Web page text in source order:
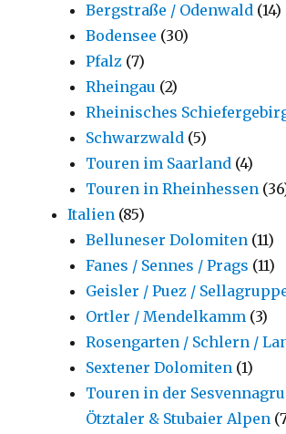
Bergstraße / Odenwald (14)
Bodensee (30)
Pfalz (7)
Rheingau (2)
Rheinisches
Schwarzwald (5)
Touren im Saarland (4)
Touren in Rheinhessen
Italien (85)
Belluneser Dolomiten (11)
Fanes / Sennes / Prags (11)
Geisler / Puez /
Ortler / Mendelkamm (3)
Rosengarten / Schlern /
Sextener Dolomiten (1)
Touren in der
Ötztaler & Stubaier Alpen